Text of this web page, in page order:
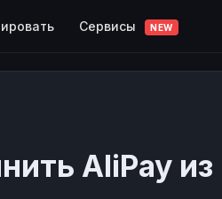
Сервисы NEW
AliPay